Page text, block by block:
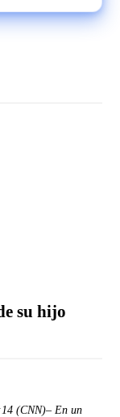
su hijo
(CNN)– En un